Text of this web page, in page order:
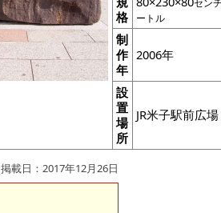
格
ートル
制
作
年
2006年
設
置
場
所
JR米子駅前広場
掲載日：2017年12月26日